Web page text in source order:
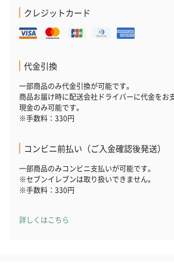
いぶりがっことチーズ
のオイル漬（981円）
ごろっとうまみ
クレジットカード
代金引換
一部商品のみ代金引換が可能です。
商品お届け時に配送会社ドライバーに代金をお
現金のみ可能です。
※手数料：330円
コンビニ前払い（ご入金確認後発送）
一部商品のみコンビニ支払いが可能です。
※セブンイレブンは取り扱いできません。
※手数料：330円
詳しくはこちら